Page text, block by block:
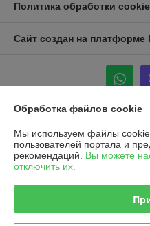
Политика обработки
Сайт создан на платформе
Информация для покупателя
Юридическое лицо:УП "Агро-Дон-
220086 г. Минск, ул. Славинского
Регистрационный номер ЕГР:
Обработка файлов cookie
Мы используем файлы
пользователей портала и
рекомендаций. Вы можете
отключить их.